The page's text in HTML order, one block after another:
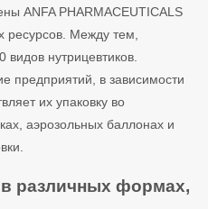
ANFA PHARMACEUTICALS
ресурсов. Между тем,
нутрицевтиков.
предприятий, в зависимости
их упаковку во
аэрозольных баллонах и
различных формах,